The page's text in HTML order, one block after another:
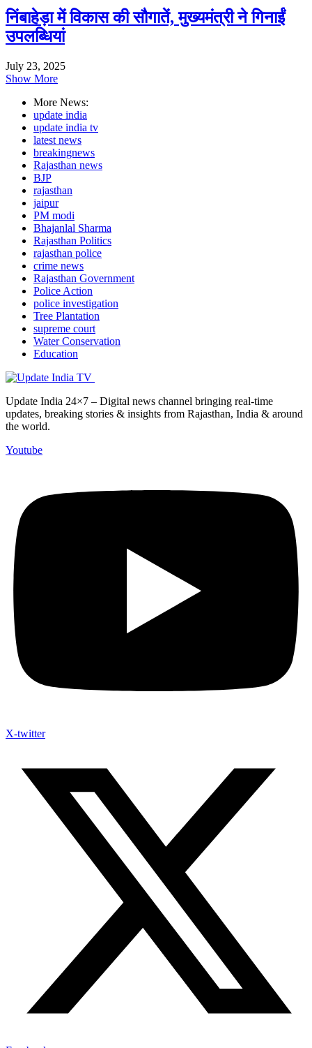
निंबाहेड़ा में विकास की सौगातें, मुख्यमंत्री ने गिनाईं
उपलब्धियां
July 23, 2025
Show More
More News:
update india
update india tv
latest news
breakingnews
Rajasthan news
BJP
rajasthan
jaipur
PM modi
Bhajanlal Sharma
Rajasthan Politics
rajasthan police
crime news
Rajasthan Government
Police Action
police investigation
Tree Plantation
supreme court
Water Conservation
Education
Update India 24×7 – Digital news channel bringing real-time
updates, breaking stories & insights from Rajasthan, India & around
the world.
Youtube
X-twitter